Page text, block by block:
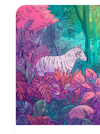
sofisticados socios